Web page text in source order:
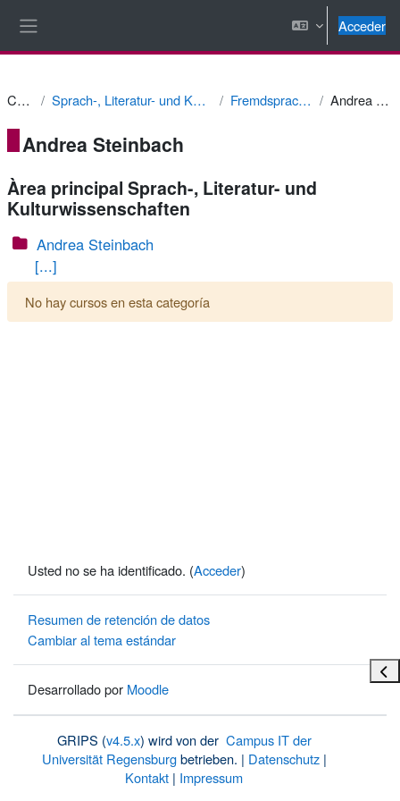
Acceder
Cursos Sprach-, Literatur- und Kulturwissenschaften Fremdsprachendidaktik Andrea Steinbach
Andrea Steinbach
Àrea principal Sprach-, Literatur- und
Kulturwissenschaften
Andrea Steinbach
[...]
No hay cursos en esta categoría
Usted no se ha identificado. (Acceder)
Resumen de retención de datos
Cambiar al tema estándar
Desarrollado por Moodle
GRIPS (v4.5.x) wird von der Campus IT der
Universität Regensburgbetrieben. | Datenschutz|
Kontakt | Impressum